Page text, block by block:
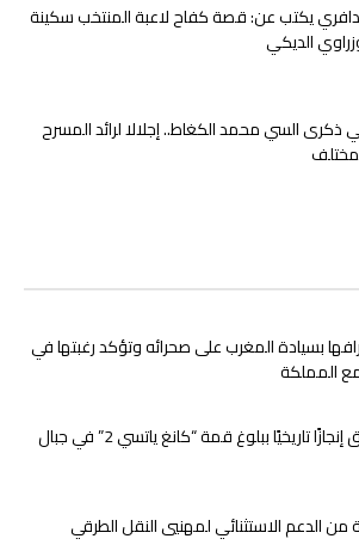
يكتب عن: قصة كفاح لاعبة المنتخب سكينة
الديكي
ذكرى السي محمد الكغاط.. إجلالا لرائد المسرح
بسيادة المغرب على صحرائه وتؤكد رغبتها في
المملكة
يوسف التازي يحقق إنجازًا تاريخيًا ببلوغ قمة “كانغ ياتسي 2” في جبال
الدعم الاستثنائي لمهنيي النقل الطرقي